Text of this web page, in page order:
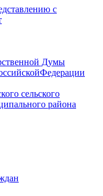
с
Думы
сельского
района